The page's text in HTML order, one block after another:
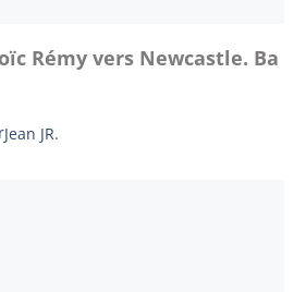
Rémy vers Newcastle. Ba
Jean JR.